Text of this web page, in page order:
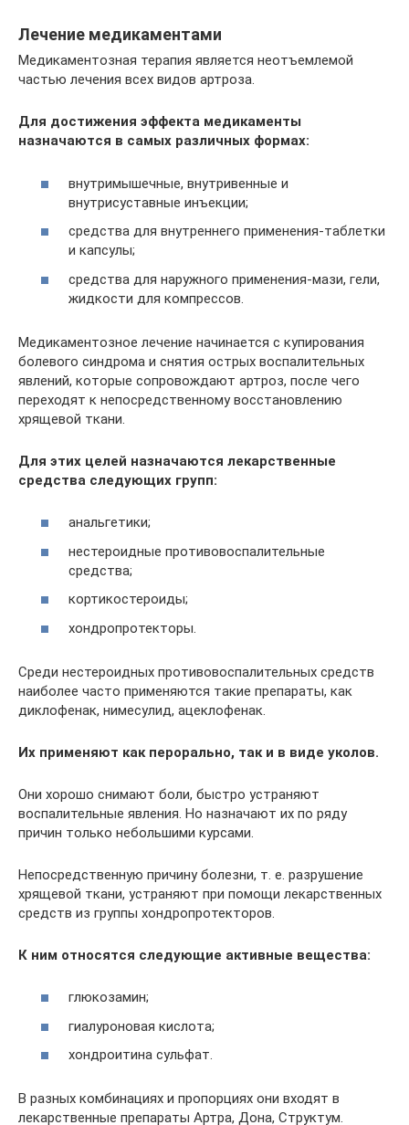
Лечение медикаментами
Медикаментозная терапия является неотъемлемой
частью лечения всех видов артроза.
Для достижения эффекта медикаменты
назначаются в самых различных формах:
внутримышечные, внутривенные и
внутрисуставные инъекции;
средства для внутреннего применения-таблетки
и капсулы;
средства для наружного применения-мази, гели,
жидкости для компрессов.
Медикаментозное лечение начинается с купирования
болевого синдрома и снятия острых воспалительных
явлений, которые сопровождают артроз, после чего
переходят к непосредственному восстановлению
хрящевой ткани.
Для этих целей назначаются лекарственные
средства следующих групп:
анальгетики;
нестероидные противовоспалительные
средства;
кортикостероиды;
хондропротекторы.
Среди нестероидных противовоспалительных средств
наиболее часто применяются такие препараты, как
диклофенак, нимесулид, ацеклофенак.
Их применяют как перорально, так и в виде уколов.
Они хорошо снимают боли, быстро устраняют
воспалительные явления. Но назначают их по ряду
причин только небольшими курсами.
Непосредственную причину болезни, т. е. разрушение
хрящевой ткани, устраняют при помощи лекарственных
средств из группы хондропротекторов.
К ним относятся следующие активные вещества:
глюкозамин;
гиалуроновая кислота;
хондроитина сульфат.
В разных комбинациях и пропорциях они входят в
лекарственные препараты Артра, Дона, Структум.